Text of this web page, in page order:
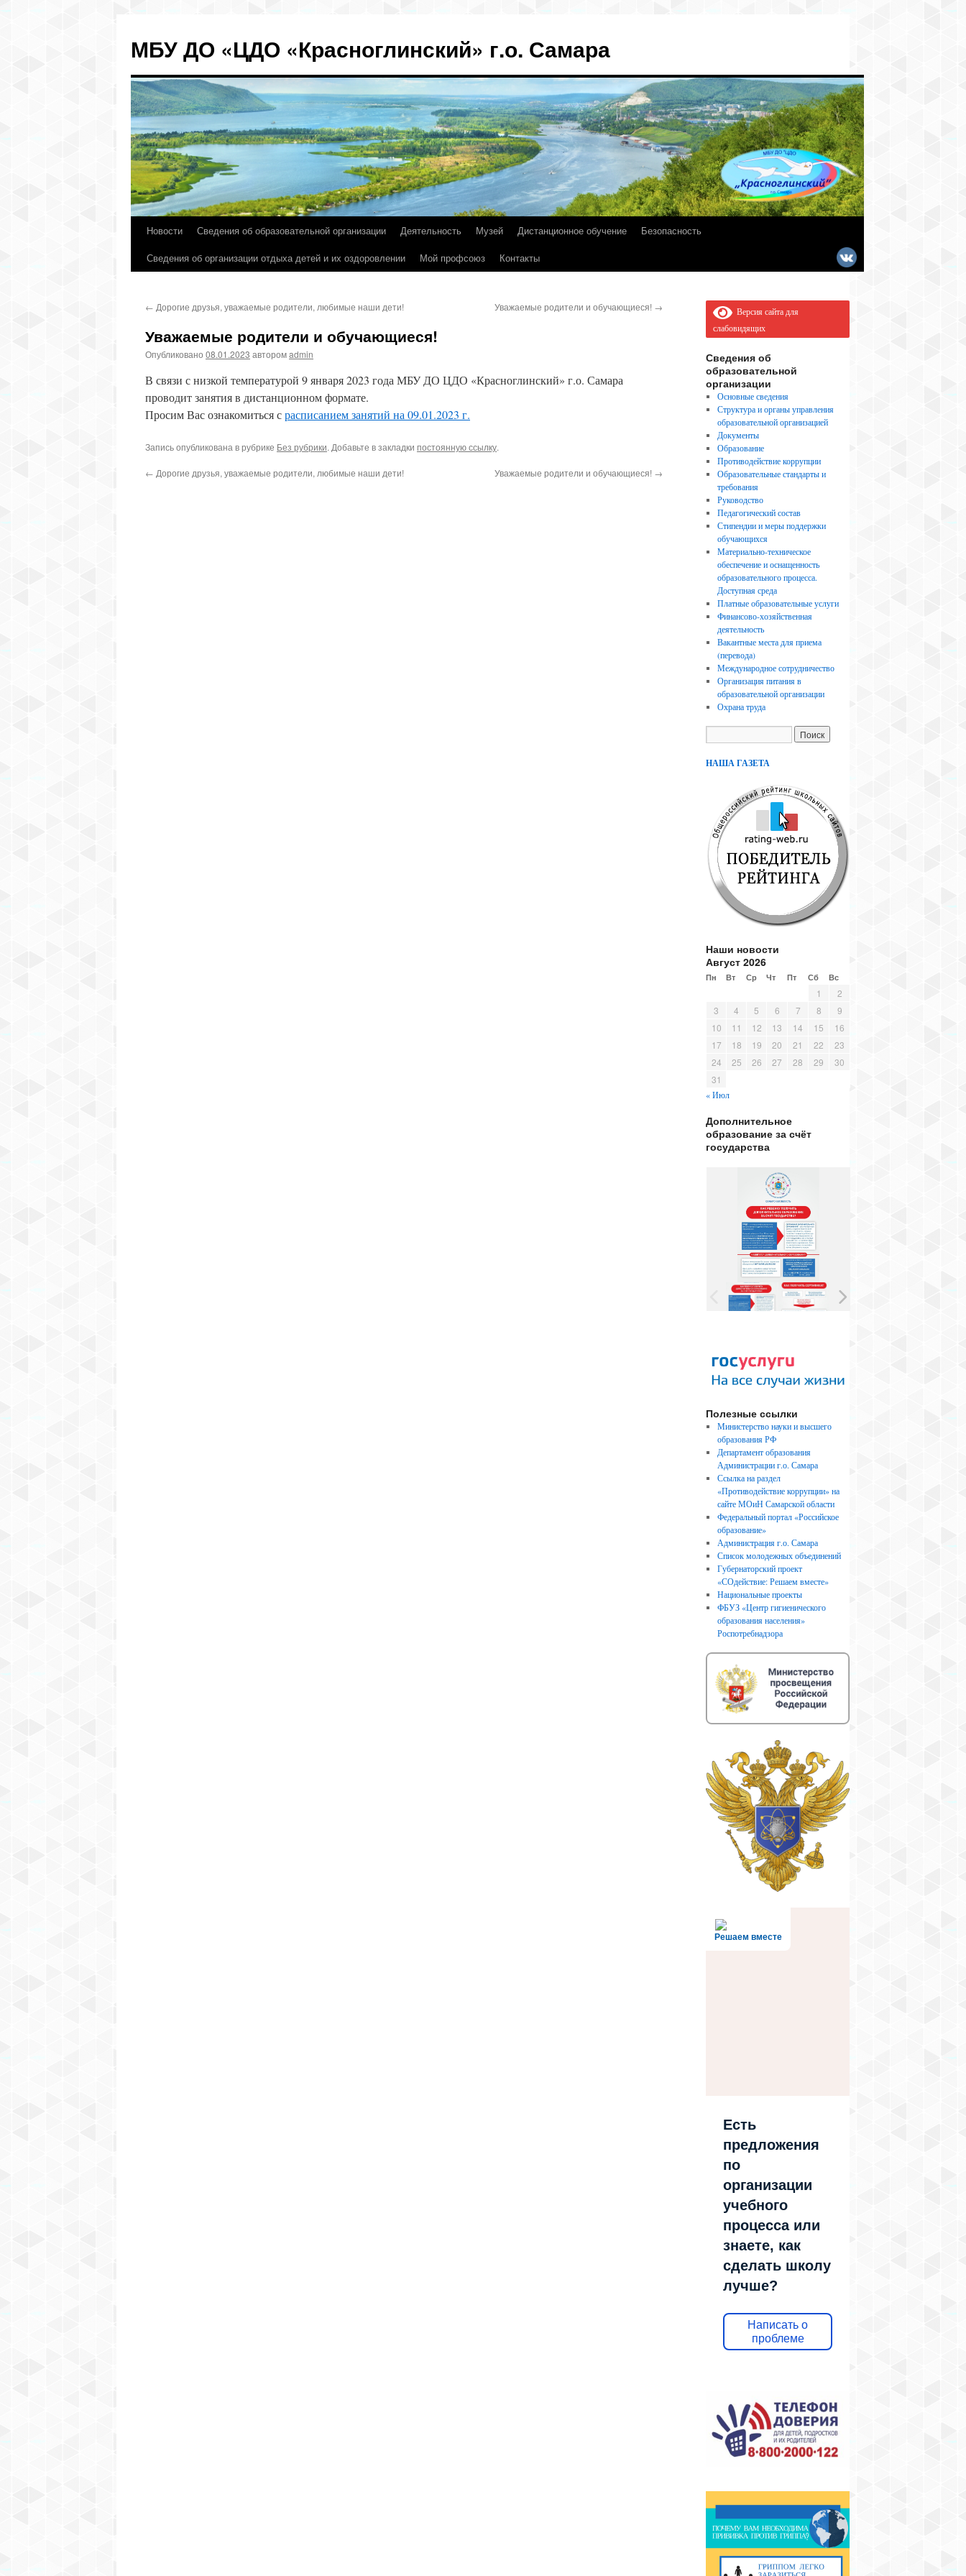
МБУ ДО «ЦДО «Красноглинский» г.о. Самара
Перейти
Новости Сведения об образовательной организации Деятельность Музей Дистанционное обучение
Безопасность
Сведения об организации отдыха детей и их оздоровлении
Мой профсоюз Контакты
← Дорогие друзья, уважаемые родители, любимые наши дети! Уважаемые родители и обучающиеся! →
Уважаемые родители и обучающиеся!
Опубликовано 08.01.2023 авторомadmin
В связи с низкой температурой 9 января 2023 года МБУ ДО ЦДО «Красноглинский» г.о. Самара
проводит занятия в дистанционном формате.
Просим Вас ознакомиться срасписанием занятий на 09.01.2023 г.
Запись опубликована в рубрике Без рубрики. Добавьте в закладки постоянную ссылку.
← Дорогие друзья, уважаемые родители, любимые наши дети! Уважаемые родители и обучающиеся! →
Версия сайта для
слабовидящих
Сведения об
образовательной
организации
Основные сведения
Структура и органы управления
образовательной организацией
Документы
Образование
Противодействие коррупции
Образовательные стандарты и
требования
Руководство
Педагогический состав
Стипендии и меры поддержки
обучающихся
Материально-техническое
обеспечение и оснащенность
образовательного процесса.
Доступная среда
Платные образовательные услуги
Финансово-хозяйственная
деятельность
Вакантные места для приема
(перевода)
Международное сотрудничество
Организация питания в
образовательной организации
Охрана труда
НАША ГАЗЕТА
Наши новости
Август 2026
Пн Вт Ср Чт Пт Сб Вс
1
2
3
4 5 6 7 8
9
10
11 12 13 14 15
16
17
18 19 20 21 22
23
24
25 26 27 28 29
30
31
« Июл
Дополнительное
образование за счёт
государства
Полезные ссылки
Министерство науки и высшего
образования РФ
Департамент образования
Администрации г.о. Самара
Ссылка на раздел
«Противодействие коррупции» на
сайте МОиН Самарской области
Федеральный портал «Российское
образование»
Администрация г.о. Самара
Список молодежных объединений
Губернаторский проект
«СОдействие: Решаем вместе»
Национальные проекты
ФБУЗ «Центр гигиенического
образования населения»
Роспотребнадзора
Решаем вместе
Есть
предложения
по
организации
учебного
процесса или
знаете, как
сделать школу
лучше?
Написать о
проблеме